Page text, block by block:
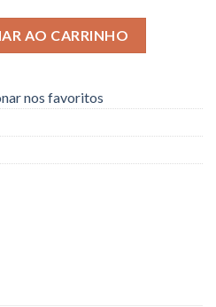
unidades) quantidade
AO CARRINHO
nos favoritos